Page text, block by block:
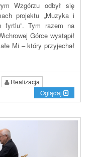
Wzgórzu odbył się
projektu „Muzyka i
fyrtlu”. Tym razem na
Górce wystąpił
Mi – który przyjechał
Realizacja
Oglądaj